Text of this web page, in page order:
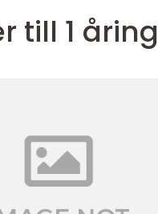
till 1 åring